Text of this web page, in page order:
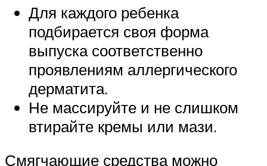
Для каждого ребенка
подбирается своя форма
выпуска соответственно
проявлениям аллергического
дерматита.
Не массируйте и не слишком
втирайте кремы или мази.
Смягчающие средства можно